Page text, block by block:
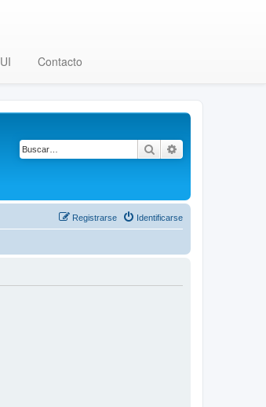
Contacto
Buscar
Identificarse
Registrarse